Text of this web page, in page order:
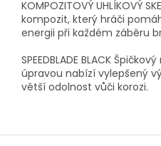
KOMPOZITOVÝ UHLÍKOVÝ
kompozit, který hráči
energii při každém záběru
SPEEDBLADE BLACK
úpravou nabízí vylepšený
větší odolnost vůči korozi.
Z